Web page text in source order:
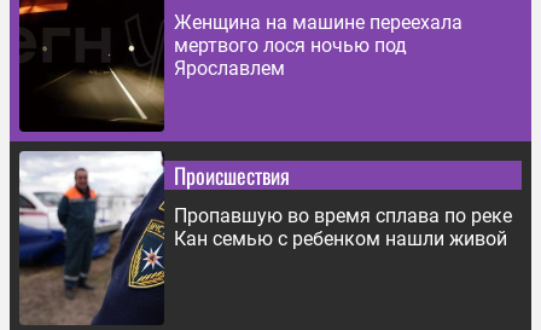
Женщина на машине переехала
мертвого лося ночью под
Ярославлем
Происшествия
Пропавшую во время сплава по реке
Кан семью с ребенком нашли живой